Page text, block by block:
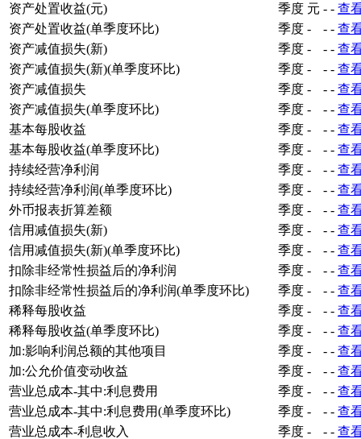
资产处置收益(元)
季度 元 - - 查
资产处置收益(单季度环比)
季度 - - - 查
资产减值损失(新)
季度 - - - 查
资产减值损失(新)(单季度环比)
季度 - - - 查
资产减值损失
季度 - - - 查
资产减值损失(单季度环比)
季度 - - - 查
基本每股收益
季度 - - - 查
基本每股收益(单季度环比)
季度 - - - 查
持续经营净利润
季度 - - - 查
持续经营净利润(单季度环比)
季度 - - - 查
外币报表折算差额
季度 - - - 查
信用减值损失(新)
季度 - - - 查
信用减值损失(新)(单季度环比)
季度 - - - 查
扣除非经常性损益后的净利润
季度 - - - 查
扣除非经常性损益后的净利润(单季度环比)
季度 - - - 查
稀释每股收益
季度 - - - 查
稀释每股收益(单季度环比)
季度 - - - 查
加:影响利润总额的其他项目
季度 - - - 查
加:公允价值变动收益
季度 - - - 查
营业总成本-其中:利息费用
季度 - - - 查
营业总成本-其中:利息费用(单季度环比)
季度 - - - 查
营业总成本-利息收入
季度 - - - 查